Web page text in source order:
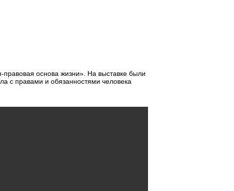
основа жизни». На выставке были
с правами и обязанностями человека